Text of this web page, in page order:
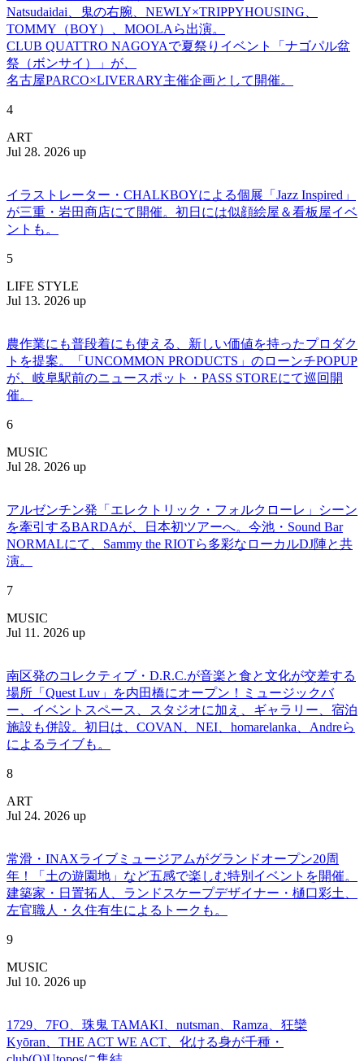
Natsudaidai、鬼の右腕、NEWLY×TRIPPYHOUSING、
TOMMY（BOY）、MOOLAら出演。
CLUB QUATTRO NAGOYAで夏祭りイベント「ナゴパル盆
祭（ボンサイ）」が、
名古屋PARCO×LIVERARY主催企画として開催。
4
ART
Jul 28. 2026 up
イラストレーター・CHALKBOYによる個展「Jazz Inspired」
が三重・岩田商店にて開催。初日には似顔絵屋＆看板屋イベ
ントも。
5
LIFE STYLE
Jul 13. 2026 up
農作業にも普段着にも使える、新しい価値を持ったプロダク
トを提案。「UNCOMMON PRODUCTS」のローンチPOPUP
が、岐阜駅前のニュースポット・PASS STOREにて巡回開
催。
6
MUSIC
Jul 28. 2026 up
アルゼンチン発「エレクトリック・フォルクローレ」シーン
を牽引するBARDAが、日本初ツアーへ。今池・Sound Bar
NORMALにて、Sammy the RIOTら多彩なローカルDJ陣と共
演。
7
MUSIC
Jul 11. 2026 up
南区発のコレクティブ・D.R.C.が⾳楽と⾷と⽂化が交差する
場所「Quest Luv」を内田橋にオープン！ミュージックバ
ー、イベントスペース、スタジオに加え、ギャラリー、宿泊
施設も併設。初日は、COVAN、NEI、homarelanka、Andreら
によるライブも。
8
ART
Jul 24. 2026 up
常滑・INAXライブミュージアムがグランドオープン20周
年！「土の遊園地」など五感で楽しむ特別イベントを開催。
建築家・日置拓人、ランドスケープデザイナー・樋口彩土、
左官職人・久住有生によるトークも。
9
MUSIC
Jul 10. 2026 up
1729、7FO、珠鬼 TAMAKI、nutsman、Ramza、狂欒
Kyōran、THE ACT WE ACT、化ける身が千種・